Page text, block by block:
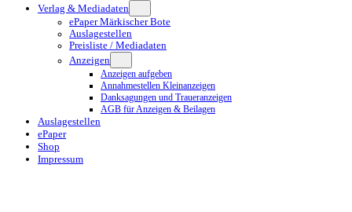
Verlag & Mediadaten
ePaper Märkischer Bote
Auslagestellen
Preisliste / Mediadaten
Anzeigen
Anzeigen aufgeben
Annahmestellen Kleinanzeigen
Danksagungen und Traueranzeigen
AGB für Anzeigen & Beilagen
Auslagestellen
ePaper
Shop
Impressum